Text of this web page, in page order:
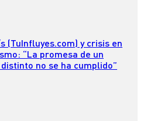
(TuInfluyes.com) y crisis en
“La promesa de un
no se ha cumplido”